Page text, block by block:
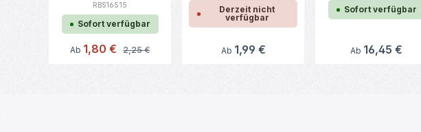
RBS16515
Sofort verfügbar
Verkaufspreis:
Ab 1,80 € Regulärer Preis:
2,25 €
Derzeit nicht
verfügbar
Regulärer Preis:
Ab 1,99 €
Sofort verfügbar
Regulärer Preis:
Ab 16,45 €